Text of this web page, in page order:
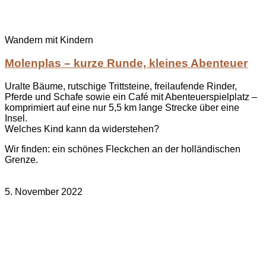
Wandern mit Kindern
Molenplas – kurze Runde, kleines Abenteuer
Uralte Bäume, rutschige Trittsteine, freilaufende Rinder,
Pferde und Schafe sowie ein Café mit Abenteuerspielplatz –
komprimiert auf eine nur 5,5 km lange Strecke über eine
Insel.
Welches Kind kann da widerstehen?
Wir finden: ein schönes Fleckchen an der holländischen
Grenze.
5. November 2022